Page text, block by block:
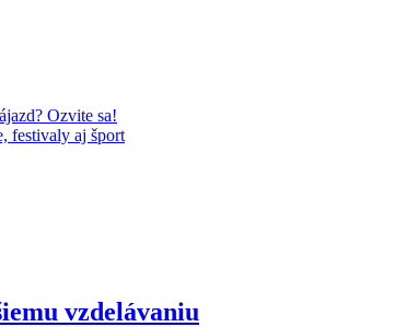
Ozvite sa!
festivaly aj šport
vzdelávaniu